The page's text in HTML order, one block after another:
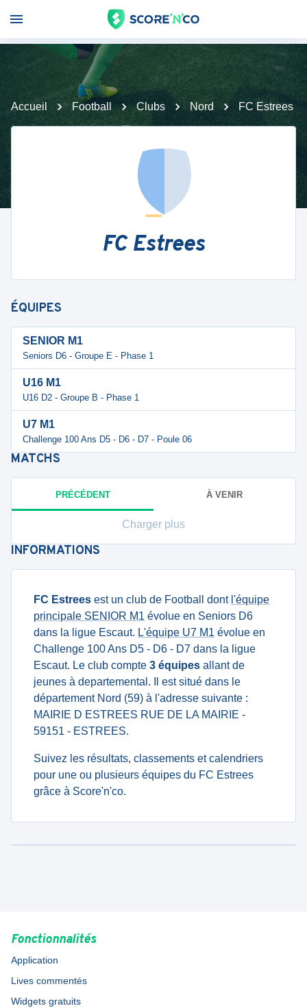
Accueil Football Clubs Nord FC Estrees
FC Estrees
ÉQUIPES
SENIOR M1
Seniors D6 - Groupe E - Phase 1
U16 M1
U16 D2 - Groupe B - Phase 1
U7 M1
Challenge 100 Ans D5 - D6 - D7 - Poule 06
MATCHS
PRÉCÉDENT À VENIR
Charger plus
INFORMATIONS
FC Estrees est un club de Football dont l'équipe
principale SENIOR M1 évolue en Seniors D6
dans la ligue Escaut. L'équipe U7 M1 évolue en
Challenge 100 Ans D5 - D6 - D7 dans la ligue
Escaut. Le club compte 3 équipes allant de
jeunes à departemental. Il est situé dans le
département Nord (59) à l'adresse suivante :
MAIRIE D ESTREES RUE DE LA MAIRIE -
59151 - ESTREES.
Suivez les résultats, classements et calendriers
pour une ou plusieurs équipes du FC Estrees
grâce à Score'n'co.
Fonctionnalités
Application
Lives commentés
Widgets gratuits